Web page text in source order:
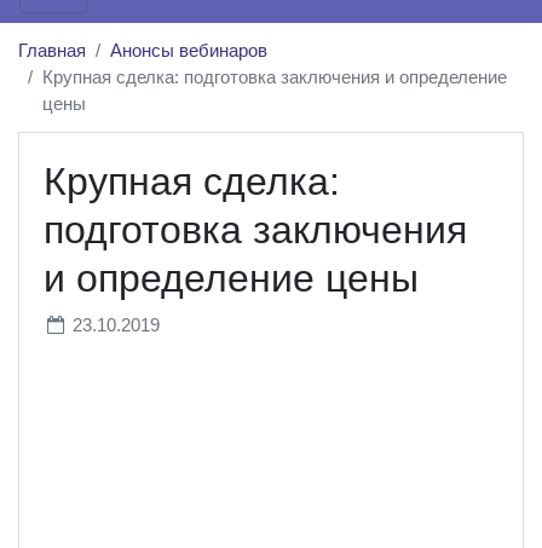
Главная
Анонсы вебинаров
Крупная сделка: подготовка заключения и определение
цены
Крупная сделка:
подготовка заключения
и определение цены
23.10.2019